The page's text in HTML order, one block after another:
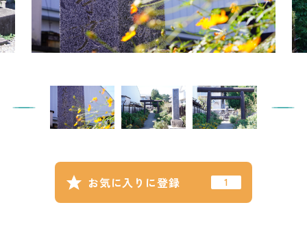
お気に入りに登録
記事
市民がおすすめ！餃
子店
撮影支援・
MICE
フィルムコミ
ッション